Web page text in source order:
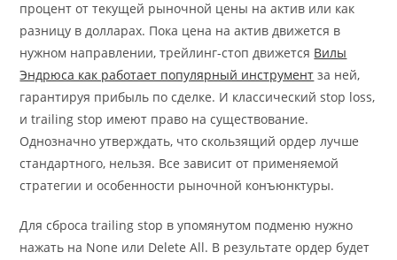
процент от текущей рыночной цены на актив или как
разницу в долларах. Пока цена на актив движется в
нужном направлении, трейлинг-стоп движется Вилы
Эндрюса как работает популярный инструмент за ней,
гарантируя прибыль по сделке. И классический stop loss,
и trailing stop имеют право на существование.
Однозначно утверждать, что скользящий ордер лучше
стандартного, нельзя. Все зависит от применяемой
стратегии и особенности рыночной конъюнктуры.
Для сброса trailing stop в упомянутом подменю нужно
нажать на None или Delete All. В результате ордер будет